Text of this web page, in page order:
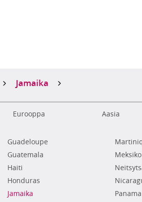
Jamaika
Eurooppa Aasia
Guadeloupe
Guatemala
Haiti
Honduras
Jamaika
Meksiko
Panama